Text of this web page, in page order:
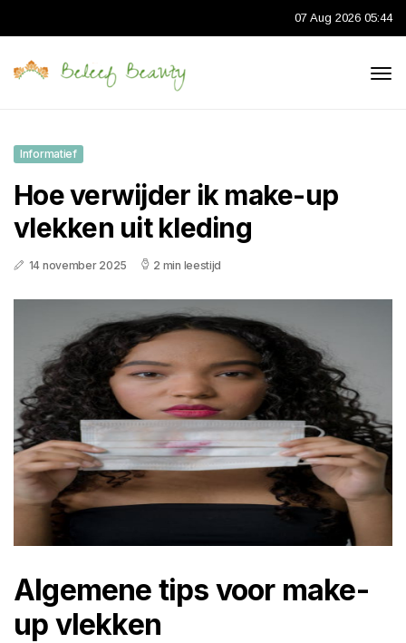
07 Aug 2026 05:44
Informatief
Hoe verwijder ik make-up
vlekken uit kleding
14 november 2025 2 min leestijd
Algemene tips voor make-
up vlekken